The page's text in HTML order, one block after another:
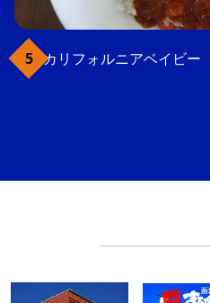
カリフォルニアベイビー